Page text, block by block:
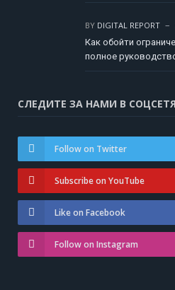
BY DIGITAL REPORT
Как обойти
полное
СЛЕДИТЕ ЗА НАМИ В
Follow on Twitter
Subscribe on YouTube
Like on Facebook
Follow on Instagram